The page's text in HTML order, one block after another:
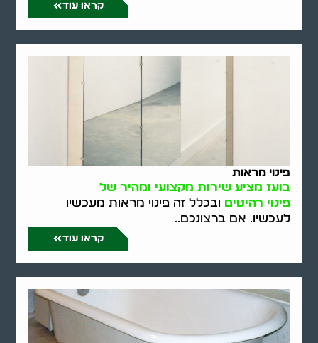
קראו עוד
פינוי מראות
בועז מציע שירות מקצועי ומהיר של
פינוי רהיטים ובכלל זה פינוי מראות מעכשיו
לעכשיו. אם ברצונכם..
קראו עוד